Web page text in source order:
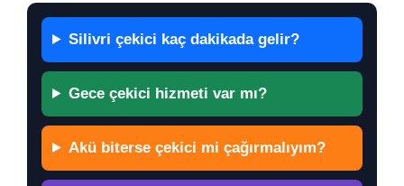
Silivri çekici kaç dakikada gelir?
Gece çekici hizmeti var mı?
Akü biterse çekici mi çağırmalıyım?